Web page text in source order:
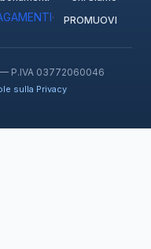
· PROMUOVI
— P.IVA 03772060046
sulla Privacy